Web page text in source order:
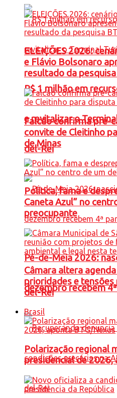
R$ 1 milhão em
e revitalizar o
del-Rei
Pé-de-Meia 2026:
dezembro recebem
ELEIÇÕES 2026:
e Flávio Bolsonaro
resultado da
Falcão confirma pré-
convite de Cleitinho
de Minas
Política, fama e
Caneta Azul” no
preocupante
Câmara altera
prioridades e tensões
del-Rei
Brasil
Polarização regional
presidencial de 2026,